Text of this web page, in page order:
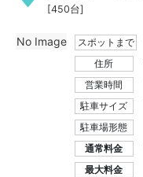
[450台]
スポットまで
住所
営業時間
駐車サイズ
駐車場形態
通常料金
最大料金
No Image